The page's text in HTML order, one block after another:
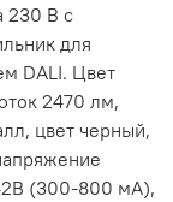
230 В с
для
DALI. Цвет
2470 лм,
цвет черный,
(300-800 мА),